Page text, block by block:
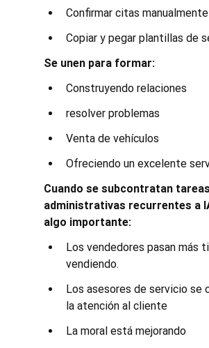
Confirmar citas manualmente
Copiar y pegar plantillas de
Se unen para formar:
Construyendo relaciones
resolver problemas
Venta de vehículos
Ofreciendo un excelente
Cuando se subcontratan tareas
administrativas recurrentes a
algo importante:
Los vendedores pasan más
vendiendo.
Los asesores de servicio se
la atención al cliente
La moral está mejorando